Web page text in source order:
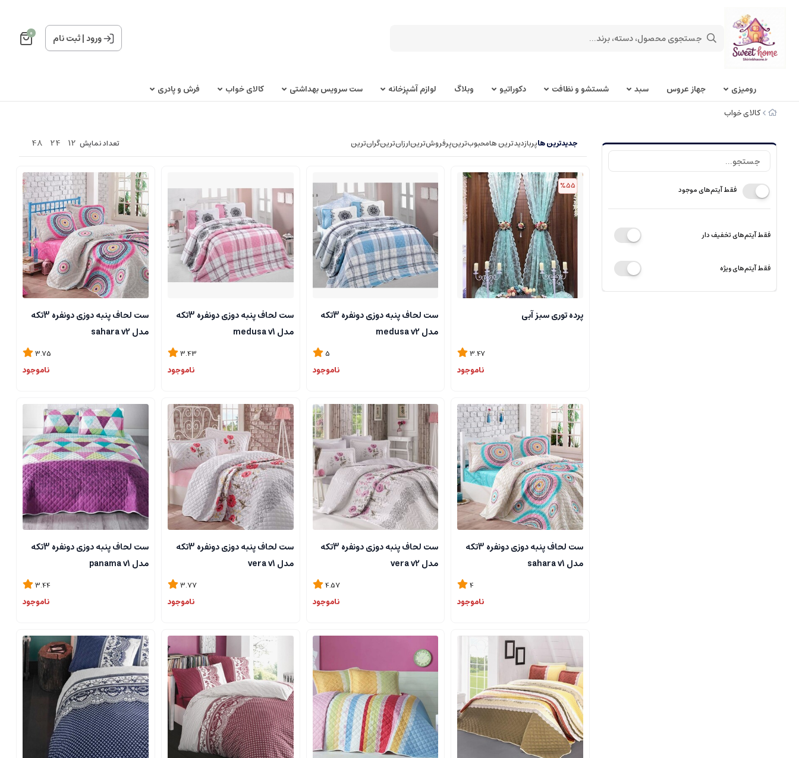
ورود|ثبت نام 0
روميزی جهاز عروس سبد شستشو و نظافت دکوراتیو وبلاگ لوازم آشپزخانه ست سرویس بهداشتی کالای خواب
فرش و پادری
کالای خواب
فقط آیتم‌های موجود
فقط آیتم‌های تخفیف دار
فقط آیتم‌های ویژه
جدیدترین هاپربازدیدترین هامحبوب‌‌ترینپرفروش‌ترینارزان‌ترینگران‌ترین تعداد نمایش 12
24
48
%55
پرده توری سبز آبی
3.47
ناموجود
ست لحاف پنبه دوزی دونفره 3تکه
مدل medusa v2
5
ناموجود
ست لحاف پنبه دوزی دونفره 3تکه
مدل medusa v1
3.43
ناموجود
ست لحاف پنبه دوزی دونفره 3تکه
مدل sahara v2
3.75
ناموجود
ست لحاف پنبه دوزی دونفره 3تکه
مدل sahara v1
4
ناموجود
ست لحاف پنبه دوزی دونفره 3تکه
مدل vera v2
4.57
ناموجود
ست لحاف پنبه دوزی دونفره 3تکه
مدل vera v1
3.77
ناموجود
ست لحاف پنبه دوزی دونفره 3تکه
مدل panama v1
3.44
ناموجود